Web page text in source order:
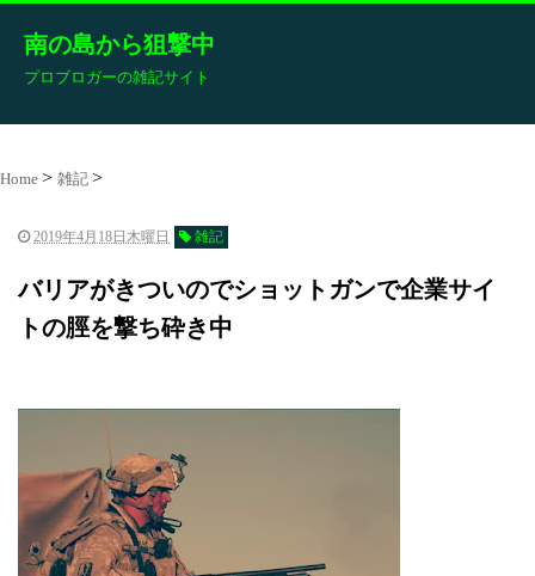
南の島から狙撃中
プロブロガーの雑記サイト
Home 雑記
2019年4月18日木曜日 雑記
バリアがきついのでショットガンで企業サイ
トの脛を撃ち砕き中